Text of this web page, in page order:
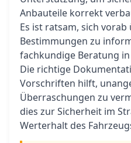
Anbauteile korrekt
Es ist ratsam, sich
Bestimmungen zu
fachkundige Beratung
Die richtige
Vorschriften hilft,
Überraschungen zu
dies zur Sicherheit im
Werterhalt des